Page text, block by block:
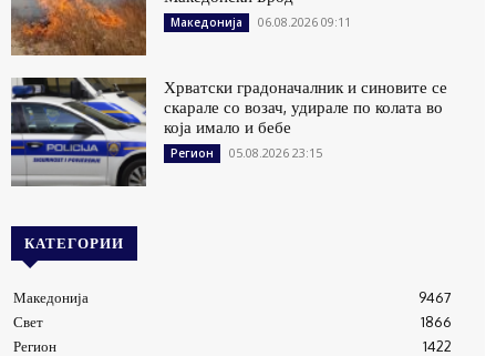
Македонија 06.08.2026 09:11
Хрватски градоначалник и синовите се
скарале со возач, удирале по колата во
која имало и бебе
Регион 05.08.2026 23:15
КАТЕГОРИИ
Македонија
9467
Свет
1866
Регион
1422